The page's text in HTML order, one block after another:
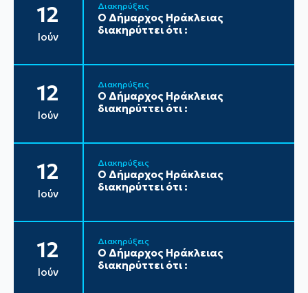
12
Ιούν
Διακηρύξεις
Ο Δήμαρχος Ηράκλειας
διακηρύττει ότι :
12
Ιούν
Διακηρύξεις
Ο Δήμαρχος Ηράκλειας
διακηρύττει ότι :
12
Ιούν
Διακηρύξεις
Ο Δήμαρχος Ηράκλειας
διακηρύττει ότι :
12
Ιούν
Διακηρύξεις
Ο Δήμαρχος Ηράκλειας
διακηρύττει ότι :